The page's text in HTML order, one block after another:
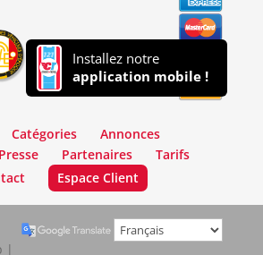
Installez notre
application mobile !
Catégories
Annonces
Partenaires
Tarifs
Espace Client
|